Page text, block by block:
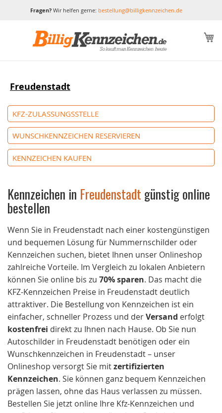
Fragen?Wir helfen gerne: bestellung@billigkennzeichen.de
Freudenstadt
KFZ-ZULASSUNGSSTELLE
WUNSCHKENNZEICHEN RESERVIEREN
KENNZEICHEN KAUFEN
Kennzeichen in Freudenstadtgünstig online
bestellen
Wenn Sie in Freudenstadt nach einer kostengünstigen
und bequemen Lösung für Nummernschilder oder
Kennzeichen suchen, bietet Ihnen unser Onlineshop
zahlreiche Vorteile. Im Vergleich zu lokalen Anbietern
können Sie online bis zu 70% sparen. Das macht die
KFZ-Kennzeichen Preise in Freudenstadt deutlich
attraktiver. Die Bestellung von Kennzeichen ist ein
einfacher, schneller Prozess und derVersand erfolgt
kostenfrei direkt zu Ihnen nach Hause. Ob Sie nun
Autoschilder in Freudenstadt benötigen oder ein
Wunschkennzeichen in Freudenstadt – unser
Onlineshop versorgt Sie mitzertifizierten
Kennzeichen. Sie können ganz bequem Kennzeichen
prägen lassen, ohne das Haus verlassen zu müssen.
Bestellen Sie jetzt online Ihre Kfz-Kennzeichen und